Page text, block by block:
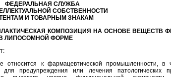
ФЕДЕРАЛЬНАЯ СЛУЖБА
СОБСТВЕННОСТИ
И ТОВАРНЫМ ЗНАКАМ
КОМПОЗИЦИЯ НА ОСНОВЕ ВЕЩЕСТВ
ЛИПОСОМНОЙ ФОРМЕ
относится к фармацевтической промышленности, в
для предупреждения или лечения патологических